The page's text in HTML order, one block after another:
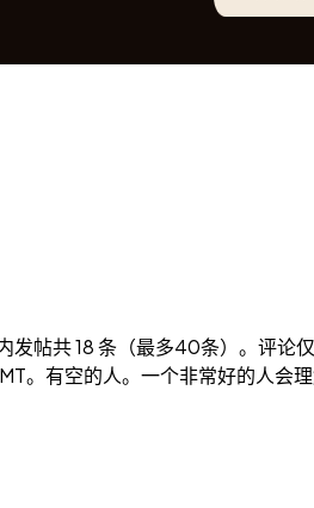
共 18 条（最多40条）。评论
。有空的人。一个非常好的人会